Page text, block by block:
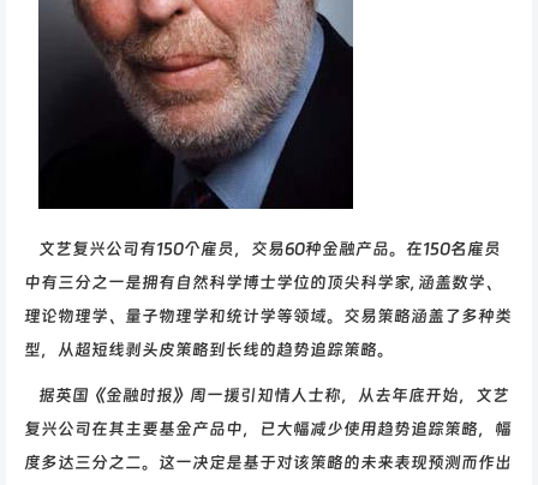
文艺复兴公司有150个雇员，交易60种金融产品。在150名雇员
中有三分之一是拥有自然科学博士学位的顶尖科学家, 涵盖数学、
理论物理学、量子物理学和统计学等领域。交易策略涵盖了多种类
型，从超短线剥头皮策略到长线的趋势追踪策略。
据英国《金融时报》周一援引知情人士称，从去年底开始，文艺
复兴公司在其主要基金产品中，已大幅减少使用趋势追踪策略，幅
度多达三分之二。这一决定是基于对该策略的未来表现预测而作出